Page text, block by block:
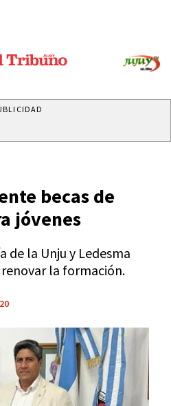
becas de
jóvenes
de la Unju y Ledesma
la formación.